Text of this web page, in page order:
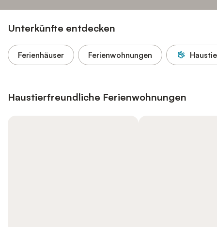
Unterkünfte entdecken
Ferienhäuser Ferienwohnungen
Haustierfreundliche Ferienwohnungen